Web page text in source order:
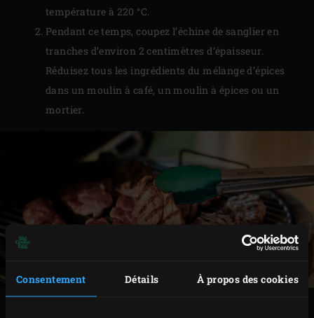
Consentement Détails À propos des cookies
température à 220 °C.
Pendant ce temps, coupez l’échine de sanglier en
tranches d’environ 2 centimètres d’épaisseur.
Réduisez tous les ingrédients du mélange d’épices
dans un moulin à café, un moulin à épices ou un
mortier.